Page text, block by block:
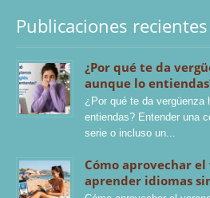
Publicaciones recientes
¿Por qué te da
aunque lo
¿Por qué te da vergüenza
entiendas? Entender una
serie o incluso un
Cómo aprovechar
aprender idiomas